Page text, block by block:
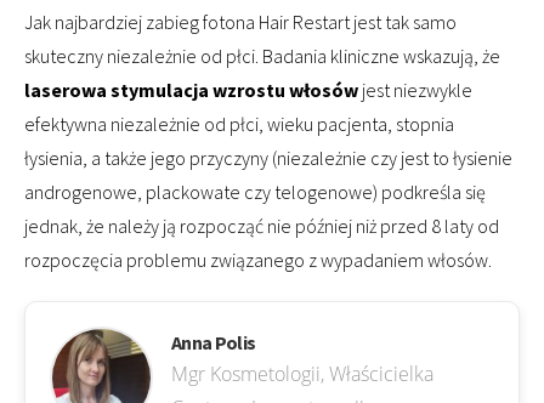
Jak najbardziej zabieg fotona Hair Restart jest tak samo
skuteczny niezależnie od płci. Badania kliniczne wskazują, że
laserowa stymulacja wzrostu włosów jest niezwykle
efektywna niezależnie od płci, wieku pacjenta, stopnia
łysienia, a także jego przyczyny (niezależnie czy jest to łysienie
androgenowe, plackowate czy telogenowe) podkreśla się
jednak, że należy ją rozpocząć nie później niż przed 8 laty od
rozpoczęcia problemu związanego z wypadaniem włosów.
Anna Polis
Mgr Kosmetologii, Właścicielka